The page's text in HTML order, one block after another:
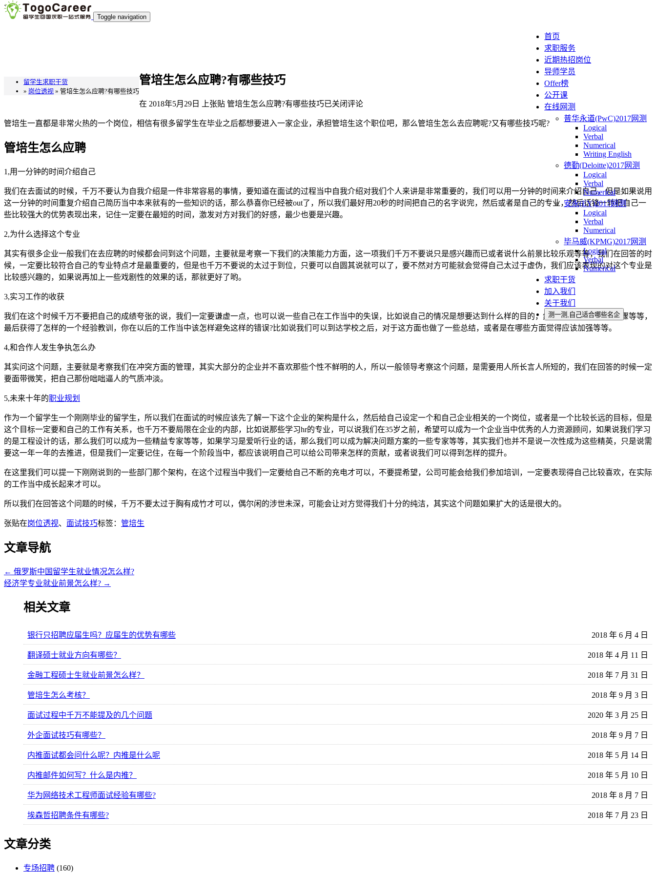
`
Toggle navigation
首页
求职服务
近期热招岗位
导师学员
Offer榜
公开课
在线网测
普华永道(PwC)2017网测
Logical
Verbal
Numerical
Writing English
德勤(Deloitte)2017网测
Logical
Verbal
Numerical
安永(EY)2017网测
Logical
Verbal
Numerical
毕马威(KPMG)2017网测
Logical
Verbal
Numerical
求职干货
加入我们
关于我们
测一测,自己适合哪些名企
留学生求职干货
» 岗位透视 » 管培生怎么应聘?有哪些技巧
管培生怎么应聘?有哪些技巧
在 2018年5月29日 上张贴 管培生怎么应聘?有哪些技巧已关闭评论
管培生一直都是非常火热的一个岗位，相信有很多留学生在毕业之后都想要进入一家企业，承担管培生这个职位吧，那么管培生怎么去应聘呢?又有哪些技巧呢?
管培生怎么应聘
1,用一分钟的时间介绍自己
我们在去面试的时候，千万不要认为自我介绍是一件非常容易的事情，要知道在面试的过程当中自我介绍对我们个人来讲是非常重要的，我们可以用一分钟的时间来介绍自己，但是如果说用
这一分钟的时间重复介绍自己简历当中本来就有的一些知识的话，那么恭喜你已经被out了，所以我们最好用20秒的时间把自己的名字说完，然后或者是自己的专业，然后话锋一转把自己一
些比较强大的优势表现出来，记住一定要在最短的时间，激发对方对我们的好感，最少也要是兴趣。
2,为什么选择这个专业
其实有很多企业一般我们在去应聘的时候都会问到这个问题，主要就是考察一下我们的决策能力方面，这一项我们千万不要说只是感兴趣而已或者说什么前景比较乐观等等，我们在回答的时
候，一定要比较符合自己的专业特点才是最重要的，但是也千万不要说的太过于到位，只要可以自圆其说就可以了，要不然对方可能就会觉得自己太过于虚伪，我们应该表现的对这个专业是
比较感兴趣的，如果说再加上一些戏剧性的效果的话，那就更好了哟。
3,实习工作的收获
我们在这个时候千万不要把自己的成绩夸张的说，我们一定要谦虚一点，也可以说一些自己在工作当中的失误，比如说自己的情况是想要达到什么样的目的，然后采取了什么样的步骤等等，
最后获得了怎样的一个经验教训，你在以后的工作当中该怎样避免这样的错误?比如说我们可以到达学校之后，对于这方面也做了一些总结，或者是在哪些方面觉得应该加强等等。
4,和合作人发生争执怎么办
其实问这个问题，主要就是考察我们在冲突方面的管理，其实大部分的企业并不喜欢那些个性不鲜明的人，所以一般领导考察这个问题，是需要用人所长言人所短的，我们在回答的时候一定
要面带微笑，把自己那份咄咄逼人的气质冲淡。
5,未来十年的职业规划
作为一个留学生一个刚刚毕业的留学生，所以我们在面试的时候应该先了解一下这个企业的架构是什么，然后给自己设定一个和自己企业相关的一个岗位，或者是一个比较长远的目标，但是
这个目标一定要和自己的工作有关系，也千万不要局限在企业的内部，比如说那些学习hr的专业，可以说我们在35岁之前，希望可以成为一个企业当中优秀的人力资源顾问，如果说我们学习
的是工程设计的话，那么我们可以成为一些精益专家等等，如果学习是爱听行业的话，那么我们可以成为解决问题方案的一些专家等等，其实我们也并不是说一次性成为这些精英，只是说需
要这一年一年的去推进，但是我们一定要记住，在每一个阶段当中，都应该说明自己可以给公司带来怎样的贡献，或者说我们可以得到怎样的提升。
在这里我们可以提一下刚刚说到的一些部门那个架构，在这个过程当中我们一定要给自己不断的充电才可以，不要提希望，公司可能会给我们参加培训，一定要表现得自己比较喜欢，在实际
的工作当中成长起来才可以。
所以我们在回答这个问题的时候，千万不要太过于胸有成竹才可以，偶尔闲的涉世未深，可能会让对方觉得我们十分的纯洁，其实这个问题如果扩大的话是很大的。
张贴在岗位透视、 面试技巧标签： 管培生
文章导航
← 俄罗斯中国留学生就业情况怎么样?
经济学专业就业前景怎么样? →
相关文章
银行只招聘应届生吗？应届生的优势有哪些 2018 年 6 月 4 日
翻译硕士就业方向有哪些？ 2018 年 4 月 11 日
金融工程硕士生就业前景怎么样？ 2018 年 7 月 31 日
管培生怎么考核？ 2018 年 9 月 3 日
面试过程中千万不能提及的几个问题 2020 年 3 月 25 日
外企面试技巧有哪些？ 2018 年 9 月 7 日
内推面试都会问什么呢？内推是什么呢 2018 年 5 月 14 日
内推邮件如何写？什么是内推？ 2018 年 5 月 10 日
华为网络技术工程师面试经验有哪些? 2018 年 8 月 7 日
埃森哲招聘条件有哪些? 2018 年 7 月 23 日
文章分类
专场招聘 (160)